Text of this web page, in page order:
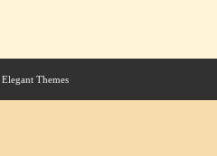
Elegant Themes